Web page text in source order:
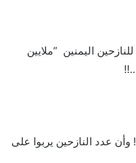
اليمنين “ملايين
العام ستصل الدفعة الثانية ٤٢ مليون دولار !! وأن عدد النازحين يربوا على